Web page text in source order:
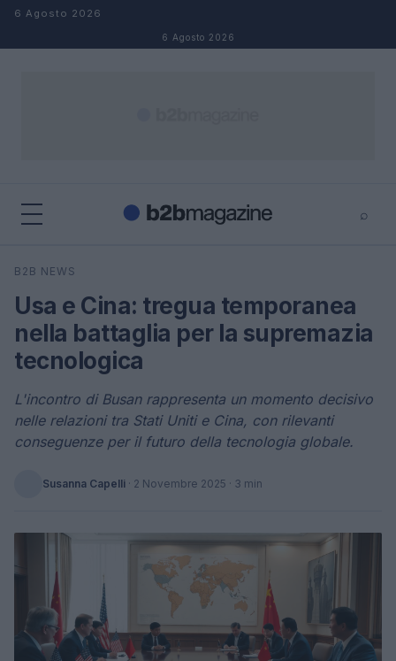
Salta al contenuto
6 Agosto 2026
6 Agosto 2026
⌕
Cerca
B2B NEWS
Usa e Cina: tregua temporanea
nella battaglia per la supremazia
tecnologica
L'incontro di Busan rappresenta un momento decisivo
nelle relazioni tra Stati Uniti e Cina, con rilevanti
conseguenze per il futuro della tecnologia globale.
Susanna Capelli · 2 Novembre 2025 · 3 min